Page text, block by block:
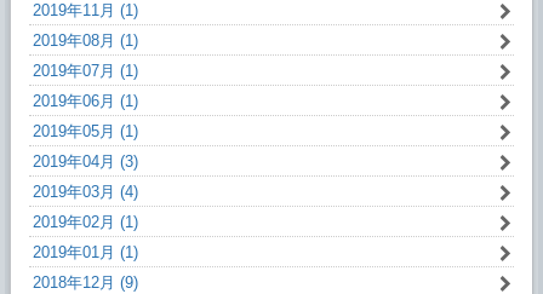
2019年11月 (1)
2019年08月 (1)
2019年07月 (1)
2019年06月 (1)
2019年05月 (1)
2019年04月 (3)
2019年03月 (4)
2019年02月 (1)
2019年01月 (1)
2018年12月 (9)